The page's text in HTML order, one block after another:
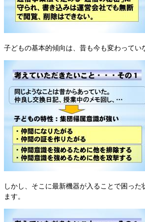
子どもの基本的傾向は、昔も今も変わってい
しかし、そこに最新機器が入ることで困った
ます。